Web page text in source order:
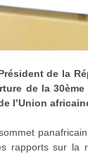
de la
de la
l’Union
rapports sur la